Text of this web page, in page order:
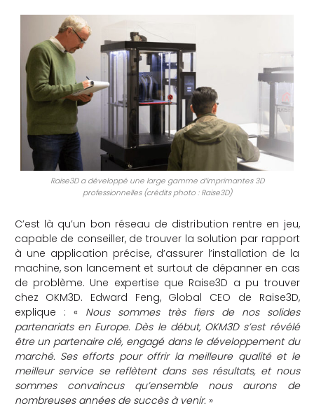
Raise3D a développé une large gamme d’imprimantes 3D
professionnelles (crédits photo : Raise3D)
C’est là qu’un bon réseau de distribution rentre en jeu,
capable de conseiller, de trouver la solution par rapport
à une application précise, d’assurer l’installation de la
machine, son lancement et surtout de dépanner en cas
de problème. Une expertise que Raise3D a pu trouver
chez OKM3D. Edward Feng, Global CEO de Raise3D,
explique : « Nous sommes très fiers de nos solides
partenariats en Europe. Dès le début, OKM3D s’est révélé
être un partenaire clé, engagé dans le développement du
marché. Ses efforts pour offrir la meilleure qualité et le
meilleur service se reflètent dans ses résultats, et nous
sommes convaincus qu’ensemble nous aurons de
nombreuses années de succès à venir. »